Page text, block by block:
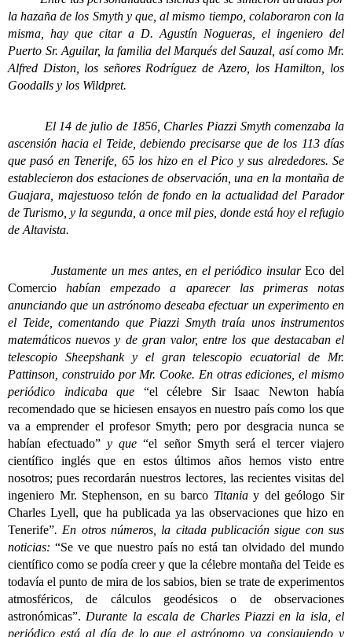
la hazaña de los Smyth y que, al mismo tiempo, colaboraron con la
misma, hay que citar a D. Agustín Nogueras, el ingeniero del
Puerto Sr. Aguilar, la familia del Marqués del Sauzal, así como Mr.
Alfred Diston, los señores Rodríguez de Azero, los Hamilton, los
Goodalls y los Wildpret.
El 14 de julio de 1856, Charles Piazzi Smyth comenzaba la
ascensión hacia el Teide, debiendo precisarse que de los 113 días
que pasó en Tenerife, 65 los hizo en el Pico y sus alrededores. Se
establecieron dos estaciones de observación, una en la montaña de
Guajara, majestuoso telón de fondo en la actualidad del Parador
de Turismo, y la segunda, a once mil pies, donde está hoy el refugio
de Altavista.
Justamente un mes antes, en el periódico insularEco del
Comerciohabían empezado a aparecer las primeras notas
anunciando que un astrónomo deseaba efectuar un experimento en
el Teide, comentando que Piazzi Smyth traía unos instrumentos
matemáticos nuevos y de gran valor, entre los que destacaban el
telescopio Sheepshank y el gran telescopio ecuatorial de Mr.
Pattinson, construido por Mr. Cooke. En otras ediciones, el mismo
periódico indicaba que “el célebre Sir Isaac Newton había
recomendado que se hiciesen ensayos en nuestro país como los que
va a emprender el profesor Smyth; pero por desgracia nunca se
habían efectuado” y que“el señor Smyth será el tercer viajero
científico inglés que en estos últimos años hemos visto entre
nosotros; pues recordarán nuestros lectores, las recientes visitas del
ingeniero Mr. Stephenson, en su barco Titaniay del geólogo Sir
Charles Lyell, que ha publicada ya las observaciones que hizo en
Tenerife”. En otros números, la citada publicación sigue con sus
noticias: “Se ve que nuestro país no está tan olvidado del mundo
científico como se podía creer y que la célebre montaña del Teide es
todavía el punto de mira de los sabios, bien se trate de experimentos
atmosféricos, de cálculos geodésicos o de observaciones
astronómicas”. Durante la escala de Charles Piazzi en la isla, el
periódico está al día de lo que el astrónomo va consiguiendo y